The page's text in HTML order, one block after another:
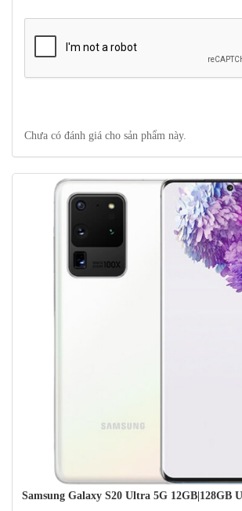
Samsung Galaxy S20 Ultra 5G được cung cấp
Qualcomm Snapdragon 865
được kết hợp với
thoại chạy trên Android 10 với một giao diện
Samsung trên đầu trang của nó. Đối với máy
S20 Ultra 5G tự hào về thiết lập camera quad-
máy ảnh chính lớn 108 megapixel, ống kính tele
kính siêu rộng 12 megapixel và cảm biến độ
bảo bạn có được những tấm ảnh đẹp nhất có thể
Chưa có đánh giá cho sản phẩm này.
Samsung Galaxy S20 Ultra 5G 12GB|128GB